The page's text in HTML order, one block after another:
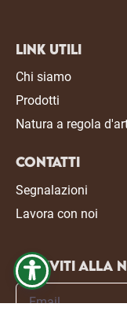
Link Utili
Chi siamo
Prodotti
Natura a regola
Contatti
Segnalazioni
Lavora con noi
Iscriviti alla